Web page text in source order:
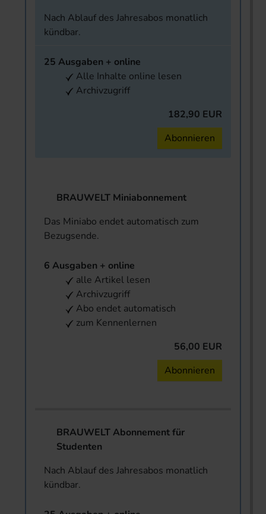
Nach Ablauf des Jahresabos monatlich
kündbar.
25 Ausgaben + online
Alle Inhalte online lesen
Archivzugriff
182,90 EUR
Abonnieren
BRAUWELT Miniabonnement
Das Miniabo endet automatisch zum
Bezugsende.
6 Ausgaben + online
alle Artikel lesen
Archivzugriff
Abo endet automatisch
zum Kennenlernen
56,00 EUR
Abonnieren
BRAUWELT Abonnement für
Studenten
Nach Ablauf des Jahresabos monatlich
kündbar.